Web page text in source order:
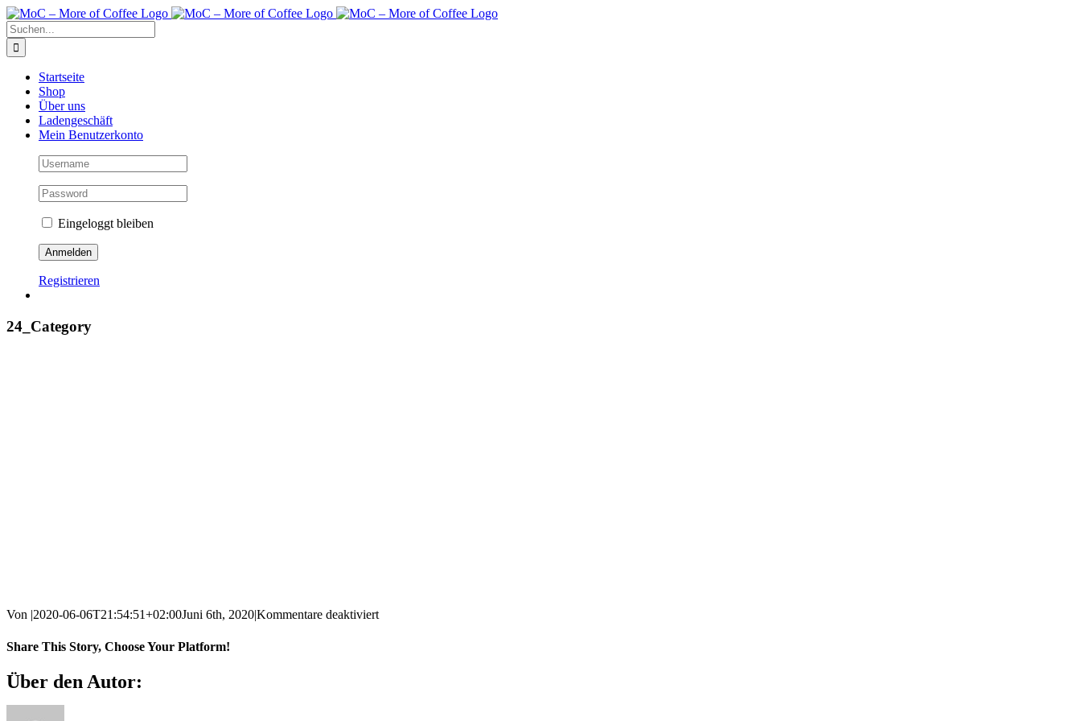
Zum
Inhalt
springen
Suche
nach:
Startseite
Shop
Über uns
Ladengeschäft
Mein Benutzerkonto
Eingeloggt bleiben
Registrieren
24_Category
Von |2020-06-06T21:54:51+02:00Juni 6th, 2020|Kommentare deaktiviertfür
Share This Story, Choose Your Platform!
Facebook
X
Reddit
LinkedIn
WhatsApp
Tumblr
Pinterest
Vk
E-
Mail
Über den Autor: